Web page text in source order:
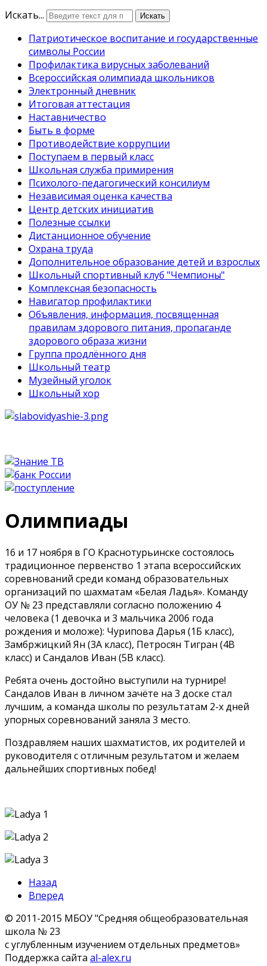
Искать...
Искать
Патриотическое воспитание и государственные
символы России
Профилактика вирусных заболеваний
Всероссийская олимпиада школьников
Электронный дневник
Итоговая аттестация
Наставничество
Быть в форме
Противодействие коррупции
Поступаем в первый класс
Школьная служба примирения
Психолого-педагогический консилиум
Независимая оценка качества
Центр детских инициатив
Полезные ссылки
Дистанционное обучение
Охрана труда
Дополнительное образование детей и взрослых
Школьный спортивный клуб "Чемпионы"
Комплексная безопасность
Навигатор профилактики
Объявления, информация, посвященная
правилам здорового питания, пропаганде
здорового образа жизни
Группа продлённого дня
Школьный театр
Музейный уголок
Школьный хор
Олимпиады
16 и 17 ноября в ГО Краснотурьинске состоялось
традиционное первенство 1 этапа всероссийских
соревнований среди команд образовательных
организаций по шахматам «Белая Ладья». Команду
ОУ № 23 представляли согласно положению 4
человека (1 девочка и 3 мальчика 2006 года
рождения и моложе): Чурипова Дарья (1Б класс),
Замбржицкий Ян (3А класс), Петросян Тигран (4В
класс) и Сандалов Иван (5В класс).
Ребята очень достойно выступили на турнире!
Сандалов Иван в личном зачёте на 3 доске стал
лучшим, а команда школы по результатам 2-х дней
упорных соревнований заняла 3 место.
Поздравляем наших шахматистов, их родителей и
руководителя с отличным результатом и желаем
дальнейших спортивных побед!
Назад
Вперед
© 2011-2015 МБОУ "Средняя общеобразовательная
школа № 23
с углубленным изучением отдельных предметов»
Поддержка сайта al-alex.ru